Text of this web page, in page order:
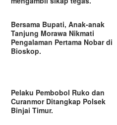
Bersama Bupati, Anak-anak
Tanjung Morawa Nikmati
Pengalaman Pertama Nobar di
Bioskop.
Pelaku Pembobol Ruko dan
Curanmor Ditangkap Polsek
Binjai Timur.